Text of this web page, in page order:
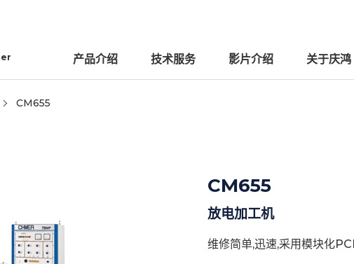
产品介绍 技术服务 影片介绍 关于庆鸿
CM655
CM655
放电加工机
维修简单,迅速,采用模块化